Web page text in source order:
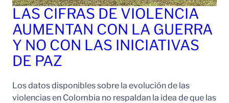
LAS CIFRAS DE VIOLENCIA
AUMENTAN CON LA GUERRA
Y NO CON LAS INICIATIVAS
DE PAZ
Los datos disponibles sobre la evolución de las
violencias en Colombia no respaldan la idea de que las